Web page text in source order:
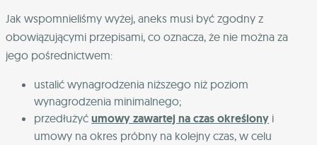
Jak wspomnieliśmy wyżej, aneks musi być zgodny z
obowiązującymi przepisami, co oznacza, że nie można za
jego pośrednictwem:
ustalić wynagrodzenia niższego niż poziom
wynagrodzenia minimalnego;
przedłużyć umowy zawartej na czas określony i
umowy na okres próbny na kolejny czas, w celu